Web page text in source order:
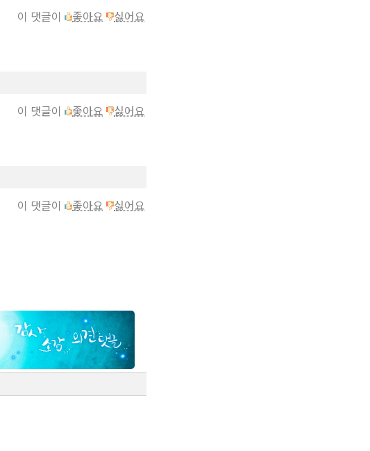
이 댓글이
좋아요
싫어요
이 댓글이
좋아요
싫어요
이 댓글이
좋아요 싫어요